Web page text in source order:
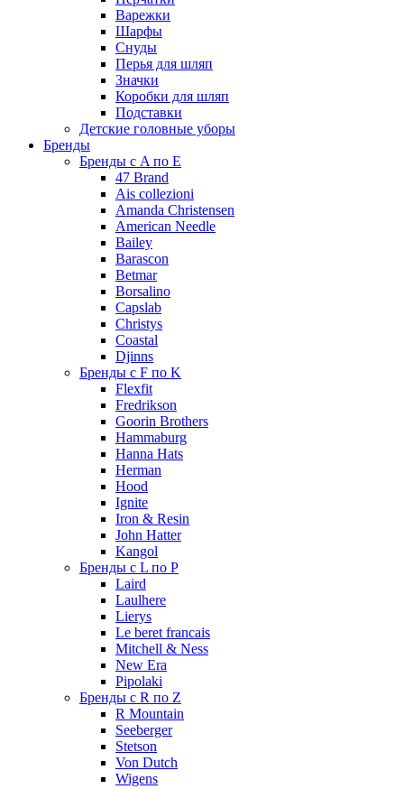
Варежки
Шарфы
Снуды
Перья для шляп
Значки
Коробки для шляп
Подставки
Детские головные уборы
Бренды
Бренды с A по E
47 Brand
Ais collezioni
Amanda Christensen
American Needle
Bailey
Barascon
Betmar
Borsalino
Capslab
Christys
Coastal
Djinns
Бренды с F по K
Flexfit
Fredrikson
Goorin Brothers
Hammaburg
Hanna Hats
Herman
Hood
Ignite
Iron & Resin
John Hatter
Kangol
Бренды с L по P
Laird
Laulhere
Lierys
Le beret francais
Mitchell & Ness
New Era
Pipolaki
Бренды с R по Z
R Mountain
Seeberger
Stetson
Von Dutch
Wigens